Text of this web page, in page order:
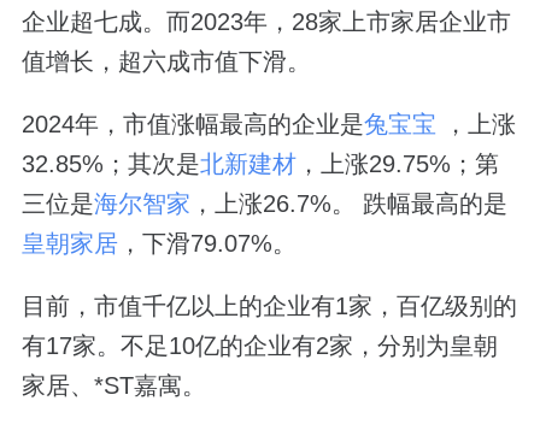
企业超七成。而2023年，28家上市家居企业市
值增长，超六成市值下滑。
2024年，市值涨幅最高的企业是兔宝宝 ，上涨
32.85%；其次是北新建材，上涨29.75%；第
三位是海尔智家 ，上涨26.7%。 跌幅最高的是
皇朝家居，下滑79.07%。
目前，市值千亿以上的企业有1家，百亿级别的
有17家。不足10亿的企业有2家，分别为皇朝
家居、*ST嘉寓。